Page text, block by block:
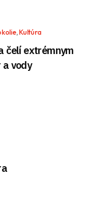
,Kultúra
čelí extrémnym
a vody